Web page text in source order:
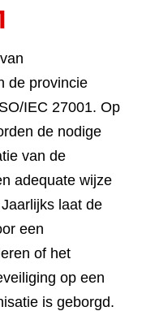
de provincie
IEC 27001. Op
de nodige
van de
adequate wijze
laat de
een
of het
op een
is geborgd.